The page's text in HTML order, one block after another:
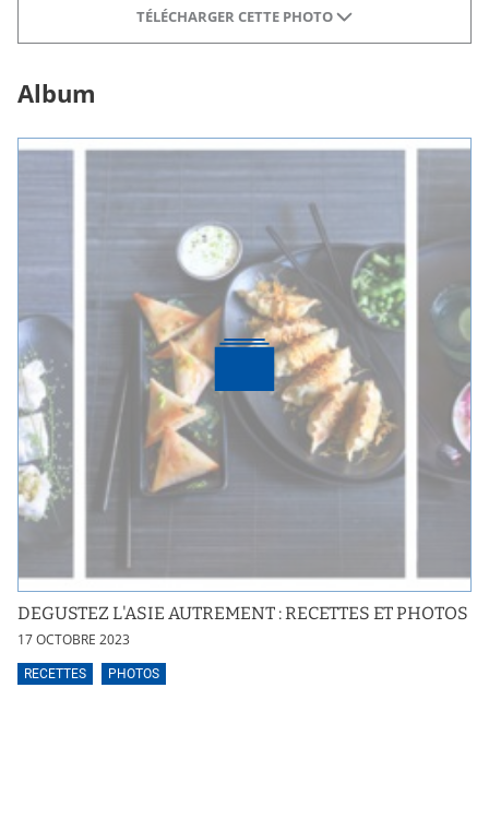
TÉLÉCHARGER CETTE PHOTO
Album
DEGUSTEZ L'ASIE AUTREMENT : RECETTES ET PHOTOS
17 OCTOBRE 2023
RECETTES PHOTOS